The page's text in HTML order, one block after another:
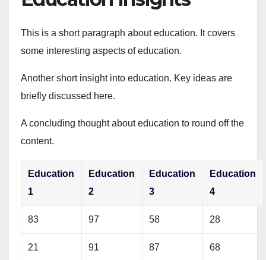
This is a short paragraph about education. It covers
some interesting aspects of education.
Another short insight into education. Key ideas are
briefly discussed here.
A concluding thought about education to round off the
content.
Education
1
Education
2
Education
3
Education
4
83 97 58 28
21 91 87 68